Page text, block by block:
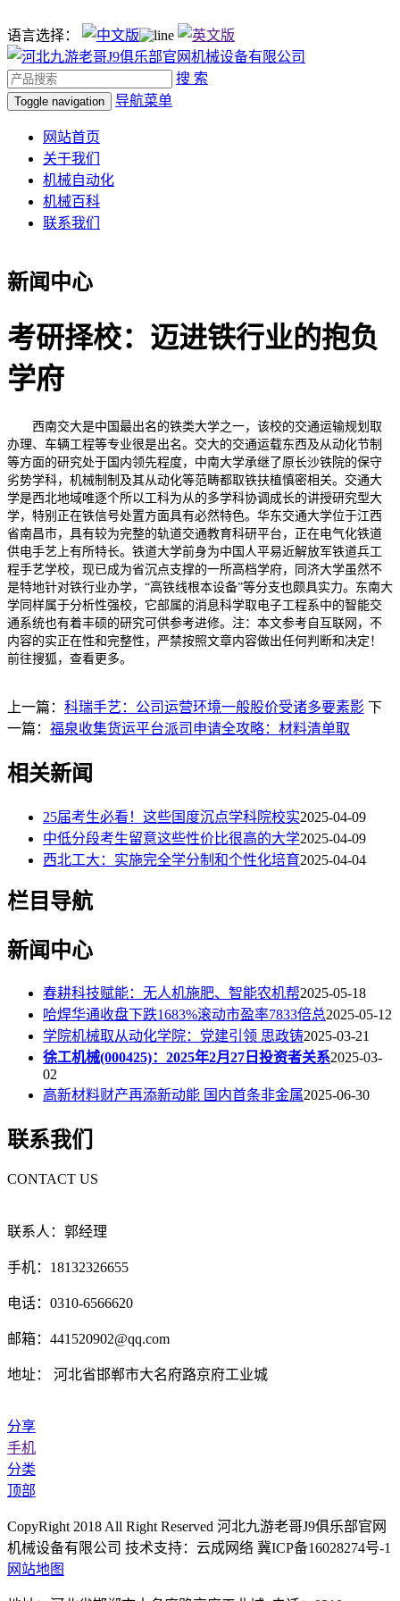
语言选择：
搜 索
Toggle navigation 导航菜单
网站首页
关于我们
机械自动化
机械百科
联系我们
新闻中心
考研择校：迈进铁行业的抱负
学府
西南交大是中国最出名的铁类大学之一，该校的交通运输规划取
办理、车辆工程等专业很是出名。交大的交通运载东西及从动化节制
等方面的研究处于国内领先程度，中南大学承继了原长沙铁院的保守
劣势学科，机械制制及其从动化等范畴都取铁扶植慎密相关。交通大
学是西北地域唯逐个所以工科为从的多学科协调成长的讲授研究型大
学，特别正在铁信号处置方面具有必然特色。华东交通大学位于江西
省南昌市，具有较为完整的轨道交通教育科研平台，正在电气化铁道
供电手艺上有所特长。铁道大学前身为中国人平易近解放军铁道兵工
程手艺学校，现已成为省沉点支撑的一所高档学府，同济大学虽然不
是特地针对铁行业办学，“高铁线根本设备”等分支也颇具实力。东南大
学同样属于分析性强校，它部属的消息科学取电子工程系中的智能交
通系统也有着丰硕的研究可供参考进修。注：本文参考自互联网，不
内容的实正在性和完整性，严禁按照文章内容做出任何判断和决定！
前往搜狐，查看更多。
上一篇： 科瑞手艺：公司运营环境一般股价受诸多要素影 下
一篇： 福泉收集货运平台派司申请全攻略：材料清单取
相关新闻
25届考生必看！这些国度沉点学科院校实2025-04-09
中低分段考生留意这些性价比很高的大学2025-04-09
西北工大：实施完全学分制和个性化培育2025-04-04
栏目导航
新闻中心
春耕科技赋能：无人机施肥、智能农机帮2025-05-18
哈焊华通收盘下跌1683%滚动市盈率7833倍总2025-05-12
学院机械取从动化学院：党建引领 思政铸2025-03-21
徐工机械(000425)：2025年2月27日投资者关系2025-03-
02
高新材料财产再添新动能 国内首条非金属2025-06-30
联系我们
CONTACT US
联系人：郭经理
手机：18132326655
电话：0310-6566620
邮箱：441520902@qq.com
地址： 河北省邯郸市大名府路京府工业城
分享
手机
分类
顶部
CopyRight 2018 All Right Reserved 河北九游老哥J9俱乐部官网
机械设备有限公司 技术支持：云成网络 冀ICP备16028274号-1
网站地图